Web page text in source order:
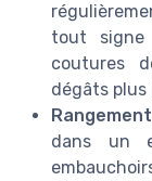
tout signe
coutures
dégâts
dans un